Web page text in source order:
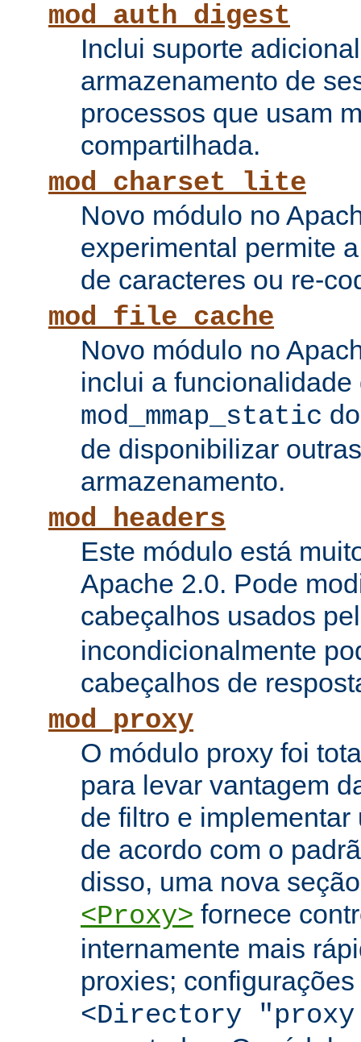
mod_auth_digest
Inclui suporte
armazenamento de
processos que usam
compartilhada.
mod_charset_lite
Novo módulo no
experimental permite
de caracteres ou re-
mod_file_cache
Novo módulo no
inclui a funcionalidade
mod_mmap_static
de disponibilizar
armazenamento.
mod_headers
Este módulo está
Apache 2.0. Pode
cabeçalhos usados
incondicionalmente
cabeçalhos de
mod_proxy
O módulo proxy foi
para levar vantagem
de filtro e
de acordo com o
disso, uma nova
<Proxy> fornece
internamente mais
proxies;
<Directory